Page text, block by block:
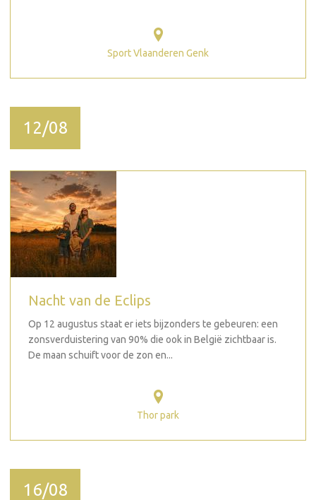
Sport Vlaanderen Genk
12/08
Nacht van de Eclips
Op 12 augustus staat er iets bijzonders te gebeuren: een
zonsverduistering van 90% die ook in België zichtbaar is.
De maan schuift voor de zon en...
Thor park
16/08